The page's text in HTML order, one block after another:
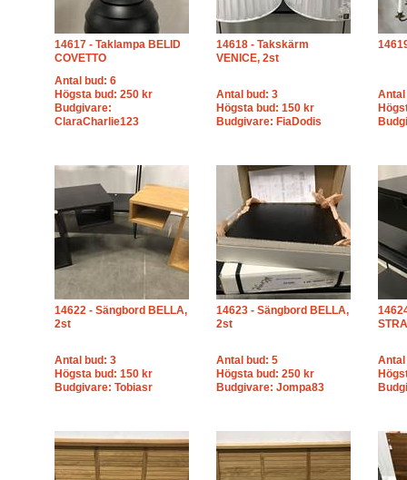
14617 - Taklampa BELID
COVETTO
Antal bud: 6
Högsta bud: 250 kr
Budgivare:
ClaraCharlie123
14618 - Takskärm
VENICE, 2st
Antal bud: 3
Högsta bud: 150 kr
Budgivare: FiaDodis
Antal
14622 - Sängbord BELLA,
2st
Antal bud: 3
Högsta bud: 150 kr
Budgivare: Tobiasr
14623 - Sängbord BELLA,
2st
Antal bud: 5
Högsta bud: 250 kr
Budgivare: Jompa83
Antal